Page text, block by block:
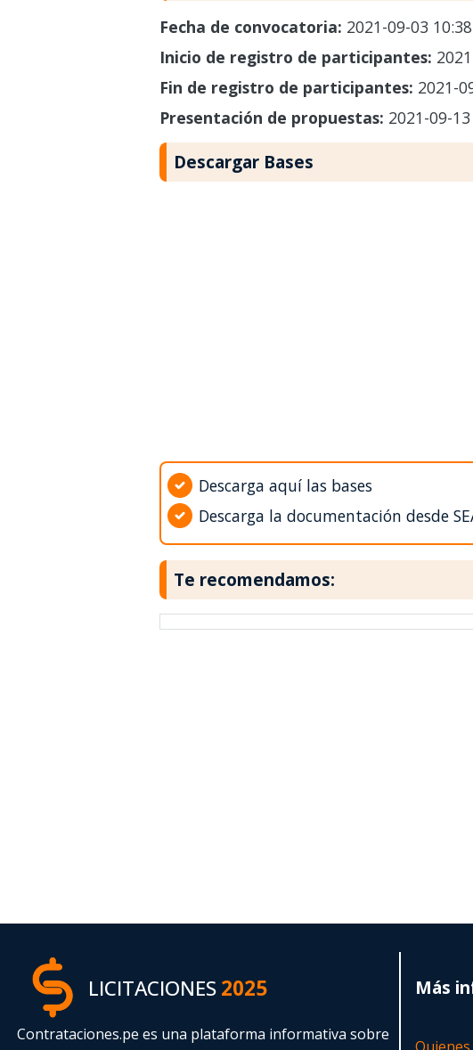
Fecha de convocatoria: 2021-09-03
Inicio de registro de participantes:
Fin de registro de participantes: 2021-
Presentación de propuestas: 2021-09-
Descargar Bases
Descarga aquí las bases
Descarga la documentación desde
Te recomendamos:
LICITACIONES2025
Contrataciones.pe es una plataforma informativa sobre
Más